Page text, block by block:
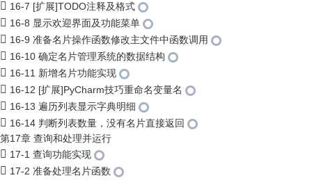
16-7 [扩展]TODO注释及格式
16-8 显示欢迎界面及功能菜单
16-9 准备名片操作函数修改主文件中函数调用
16-10 确定名片管理系统的数据结构
16-11 新增名片功能实现
16-12 [扩展]PyCharm技巧重命名变量名
16-13 遍历列表显示字典明细
16-14 判断列表数量，没有名片直接返回
第17章 查询和处理并运行
17-1 查询功能实现
17-2 准备处理名片函数